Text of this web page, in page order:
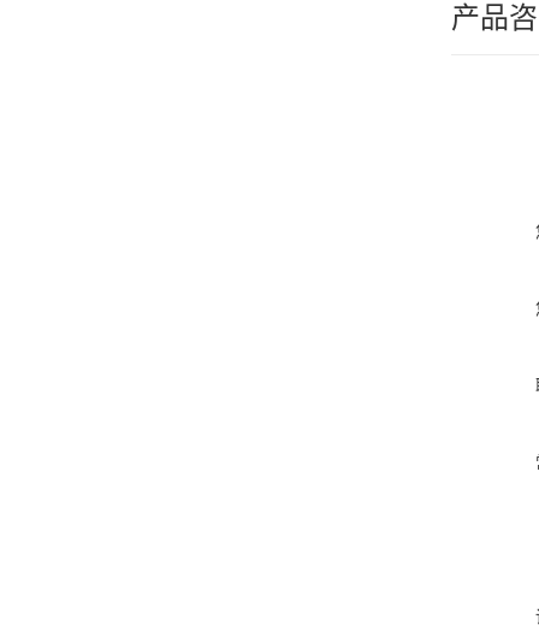
产品